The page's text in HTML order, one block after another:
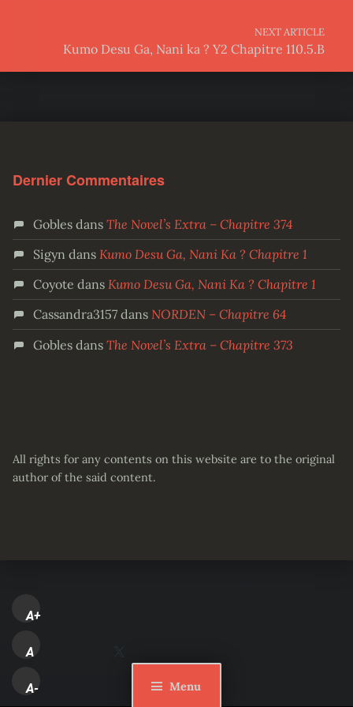
Menu
NEXT ARTICLE
Kumo Desu Ga, Nani ka ? Y2 Chapitre 110.5.B
Dernier Commentaires
Goblesdans The Novel’s Extra – Chapitre 374
Sigyn dans Kumo Desu Ga, Nani Ka ? Chapitre 1
Coyote dans Kumo Desu Ga, Nani Ka ? Chapitre 1
Cassandra3157dans NORDEN – Chapitre 64
Goblesdans The Novel’s Extra – Chapitre 373
All rights for any contents on this website are to the original
author of the said content.
A+
A
A-
Partager :